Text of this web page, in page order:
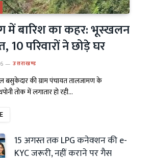
में बारिश का कहर: भूस्खलन
परिवारों ने छोड़े घर
उत्तराखण्ड
बसुकेदार की ग्राम पंचायत तालजामण के
तोक में लगातार हो रही…
15 अगस्त तक LPG कनेक्शन की e-
KYC जरूरी, नहीं कराने पर गैस